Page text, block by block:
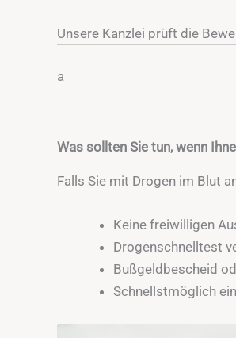
Unsere Kanzlei prüft die
a
Was sollten Sie tun, wenn
Falls Sie mit Drogen im Blut
Keine freiwilligen
Drogenschnelltest
Bußgeldbescheid
Schnellstmöglich